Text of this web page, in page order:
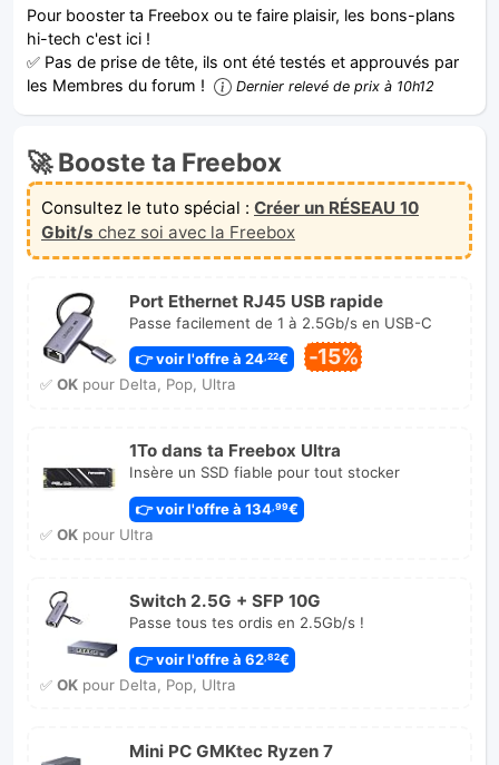
Pour booster ta Freebox ou te faire plaisir, les bons-plans
hi-tech c'est ici !
✅ Pas de prise de tête, ils ont été testés et approuvés par
les Membres du forum !
Dernier relevé de prix à 10h12
🚀 Booste ta Freebox
Consultez le tuto spécial : Créer un RÉSEAU 10
Gbit/s chez soi avec la Freebox
Port Ethernet RJ45 USB rapide
Passe facilement de 1 à 2.5Gb/s en USB-C
👉 voir l'offre à 24 ,22€ -15%
✅ OKpour Delta, Pop, Ultra
1To dans ta Freebox Ultra
Insère un SSD fiable pour tout stocker
👉 voir l'offre à 134 ,99€
✅ OKpour Ultra
Switch 2.5G + SFP 10G
Passe tous tes ordis en 2.5Gb/s !
👉 voir l'offre à 62,82€
✅ OKpour Delta, Pop, Ultra
Mini PC GMKtec Ryzen 7